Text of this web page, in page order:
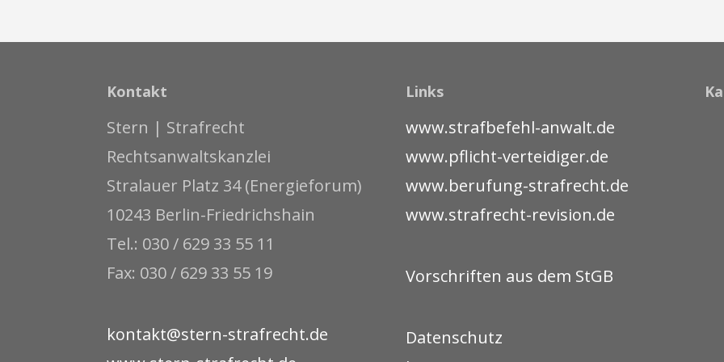
Kontakt
Stern | Strafrecht
Rechtsanwaltskanzlei
Stralauer Platz 34 (Energieforum)
10243 Berlin-Friedrichshain
Tel.: 030 / 629 33 55 11
Fax: 030 / 629 33 55 19
kontakt@stern-strafrecht.de
Links
www.strafbefehl-anwalt.de
www.pflicht-verteidiger.de
www.berufung-strafrecht.de
www.strafrecht-revision.de
Vorschriften aus dem StGB
Datenschutz